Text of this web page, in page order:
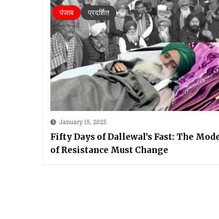
January 15, 2025
Fifty Days of Dallewal’s Fast: The
of Resistance Must Change
पंजाब प्रदर्शित